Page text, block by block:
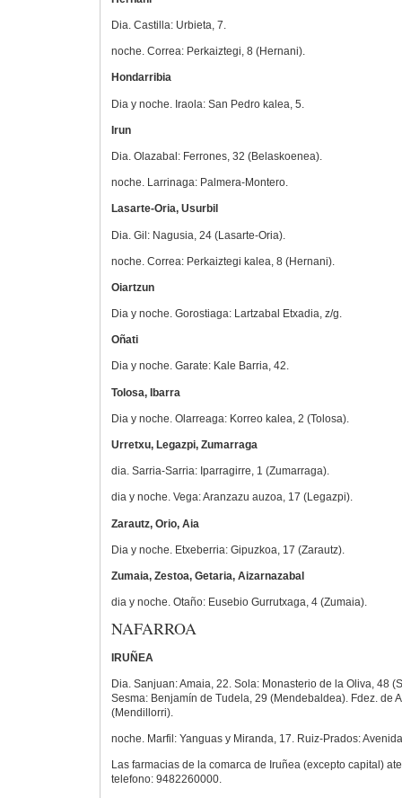
Dia. Castilla: Urbieta, 7.
noche. Correa: Perkaiztegi, 8 (Hernani).
Hondarribia
Dia y noche. Iraola: San Pedro kalea, 5.
Irun
Dia. Olazabal: Ferrones, 32 (Belaskoenea).
noche. Larrinaga: Palmera-Montero.
Lasarte-Oria, Usurbil
Dia. Gil: Nagusia, 24 (Lasarte-Oria).
noche. Correa: Perkaiztegi kalea, 8 (Hernani).
Oiartzun
Dia y noche. Gorostiaga: Lartzabal Etxadia, z/g.
Oñati
Dia y noche. Garate: Kale Barria, 42.
Tolosa, Ibarra
Dia y noche. Olarreaga: Korreo kalea, 2 (Tolosa).
Urretxu, Legazpi, Zumarraga
dia. Sarria-Sarria: Iparragirre, 1 (Zumarraga).
dia y noche. Vega: Aranzazu auzoa, 17 (Legazpi).
Zarautz, Orio, Aia
Dia y noche. Etxeberria: Gipuzkoa, 17 (Zarautz).
Zumaia, Zestoa, Getaria, Aizarnazabal
dia y noche. Otaño: Eusebio Gurrutxaga, 4 (Zumaia).
NAFARROA
IRUÑEA
Dia. Sanjuan: Amaia, 22. Sola: Monasterio de la Oliva, 48
Sesma: Benjamín de Tudela, 29 (Mendebaldea). Fdez. de
(Mendillorri).
noche. Marfil: Yanguas y Miranda, 17. Ruiz-Prados:
Las farmacias de la comarca de Iruñea (excepto capital)
telefono: 9482260000.